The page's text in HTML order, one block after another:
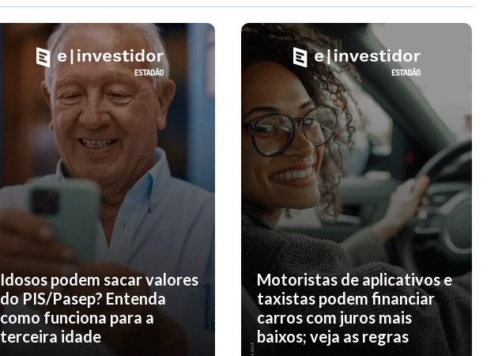
Idosos podem sacar valores
do PIS/Pasep? Entenda
como funciona para a
terceira idade
Motoristas de aplicativos e
taxistas podem financiar
carros com juros mais
baixos; veja as regras